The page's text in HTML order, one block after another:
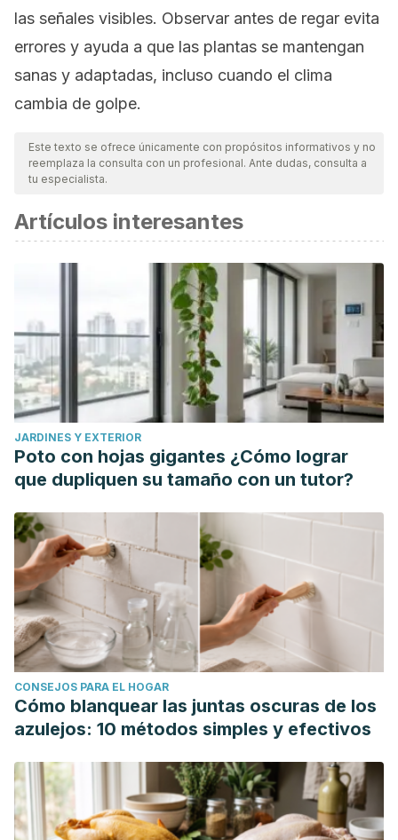
las señales visibles. Observar antes de regar evita
errores y ayuda a que las plantas se mantengan
sanas y adaptadas, incluso cuando el clima
cambia de golpe.
Este texto se ofrece únicamente con propósitos informativos y no
reemplaza la consulta con un profesional. Ante dudas, consulta a
tu especialista.
Artículos interesantes
JARDINES Y EXTERIOR
Poto con hojas gigantes ¿Cómo lograr
que dupliquen su tamaño con un tutor?
CONSEJOS PARA EL HOGAR
Cómo blanquear las juntas oscuras de los
azulejos: 10 métodos simples y efectivos